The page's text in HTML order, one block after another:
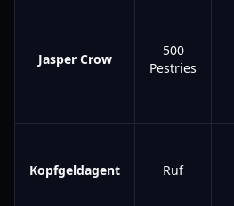
Jasper Crow
500
Pestries
Kopfgeldagent Ruf